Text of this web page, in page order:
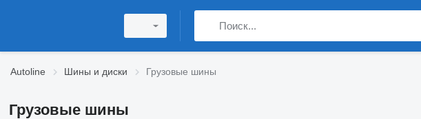
Autoline Шины и диски Грузовые шины
Грузовые шины